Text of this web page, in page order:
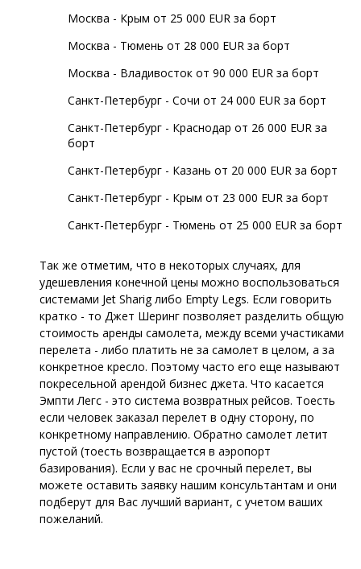
Москва - Крым от 25 000 EUR за борт
Москва - Тюмень от 28 000 EUR за борт
Москва - Владивосток от 90 000 EUR за борт
Санкт-Петербург - Сочи от 24 000 EUR за борт
Санкт-Петербург - Краснодар от 26 000 EUR за
борт
Санкт-Петербург - Казань от 20 000 EUR за борт
Санкт-Петербург - Крым от 23 000 EUR за борт
Санкт-Петербург - Тюмень от 25 000 EUR за борт
Так же отметим, что в некоторых случаях, для
удешевления конечной цены можно воспользоваться
системами Jet Sharig либо Empty Legs. Если говорить
кратко - то Джет Шеринг позволяет разделить общую
стоимость аренды самолета, между всеми участиками
перелета - либо платить не за самолет в целом, а за
конкретное кресло. Поэтому часто его еще называют
покресельной арендой бизнес джета. Что касается
Эмпти Легс - это система возвратных рейсов. Тоесть
если человек заказал перелет в одну сторону, по
конкретному направлению. Обратно самолет летит
пустой (тоесть возвращается в аэропорт
базирования). Если у вас не срочный перелет, вы
можете оставить заявку нашим консультантам и они
подберут для Вас лучший вариант, с учетом ваших
пожеланий.